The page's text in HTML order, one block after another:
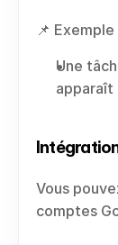
📌 Exemple
Une
apparaît
Vous
comptes